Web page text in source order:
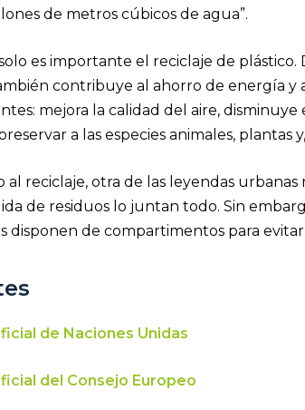
de metros cúbicos de agua”.
es importante el reciclaje de plástico.
contribuye al ahorro de energía y
mejora la calidad del aire,
a las especies animales, plantas
al reciclaje, otra de las leyendas
de residuos lo juntan todo. Sin
disponen de compartimentos para
de Naciones Unidas
del Consejo Europeo